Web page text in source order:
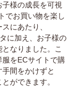
様の成長を可視
でお買い物を楽し
にあたり、
に加え、お子様の
なりました。こ
をECサイトで購
間をかけずと
ができます。